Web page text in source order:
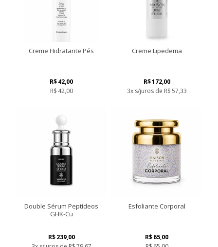
Creme Hidratante Pés
R$42,00
R$ 42,00
Creme Lipedema
R$172,00
3x s/juros de R$57,33
Double Sérum Peptídeos
GHK-Cu
R$ 239,00
Esfoliante Corporal
R$65,00